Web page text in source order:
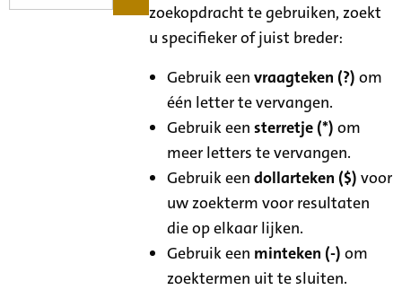
zoekopdracht te gebruiken, zoekt
u specifieker of juist breder:
Gebruik eenvraagteken (?) om
één letter te vervangen.
Gebruik eensterretje (*) om
meer letters te vervangen.
Gebruik eendollarteken ($) voor
uw zoekterm voor resultaten
die op elkaar lijken.
Gebruik een minteken (-) om
zoektermen uit te sluiten.